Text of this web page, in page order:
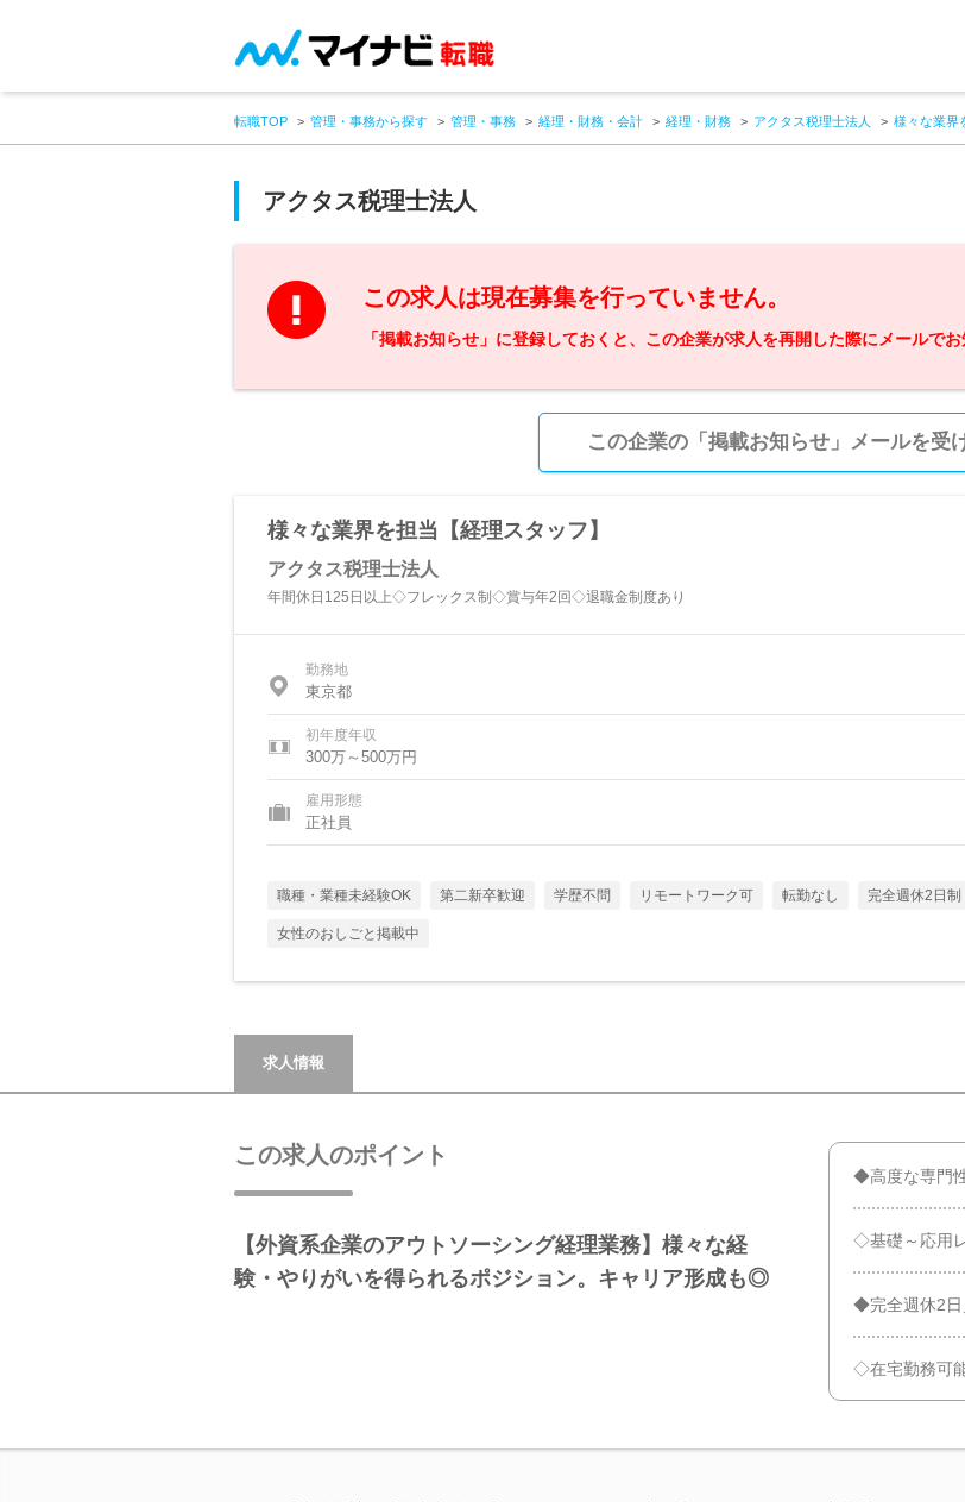
転職TOP 管理・事務から探す 管理・事務 経理・財務・会計 経理・財務 アクタス税理士法人 様々な業界
アクタス税理士法人
この求人は現在募集を行っていません。
「掲載お知らせ」に登録しておくと、この企業が求人を再開した際にメールでお
この企業の「掲載お知らせ」メールを受
様々な業界を担当【経理スタッフ】
アクタス税理士法人
年間休日125日以上◇フレックス制◇賞与年2回◇退職金制度あり
勤務地
東京都
初年度年収
300万～500万円
雇用形態
正社員
職種・業種未経験OK 第二新卒歓迎 学歴不問 リモートワーク可 転勤なし 完全週休2日制
女性のおしごと掲載中
求人情報
この求人のポイント
【外資系企業のアウトソーシング経理業務】様々な経
験・やりがいを得られるポジション。キャリア形成も◎
◆高度な専門
◇基礎～応用
◆完全週休2日
◇在宅勤務可